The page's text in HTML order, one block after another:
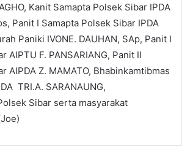
Kanit Samapta Polsek Sibar IPDA
Panit I Samapta Polsek Sibar IPDA
Paniki IVONE. DAUHAN, SAp, Panit I
AIPTU F. PANSARIANG, Panit II
AIPDA Z. MAMATO, Bhabinkamtibmas
TRI.A. SARANAUNG,
Sibar serta masyarakat